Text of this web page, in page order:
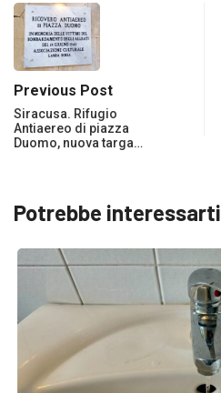
Previous Post
Siracusa. Rifugio
Antiaereo di piazza
Duomo, nuova targa…
Potrebbe interessarti